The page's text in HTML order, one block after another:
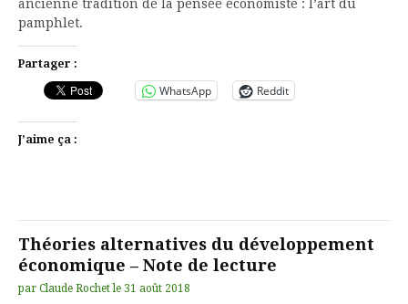
ancienne tradition de la pensée économiste : l’art du
pamphlet.
Partager :
WhatsApp Reddit
J’aime ça :
Théories alternatives du développement
économique – Note de lecture
par Claude Rochet le 31 août 2018